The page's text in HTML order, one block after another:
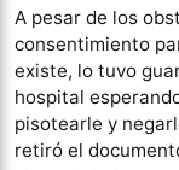
A pesar de los
consentimiento
existe, lo tuvo
hospital
pisotearle y
retiró el